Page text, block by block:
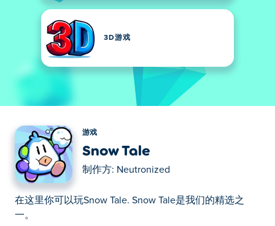
3D游戏
游戏
Snow Tale
制作方: Neutronized
在这里你可以玩Snow Tale. Snow Tale是我们的精选之
一。